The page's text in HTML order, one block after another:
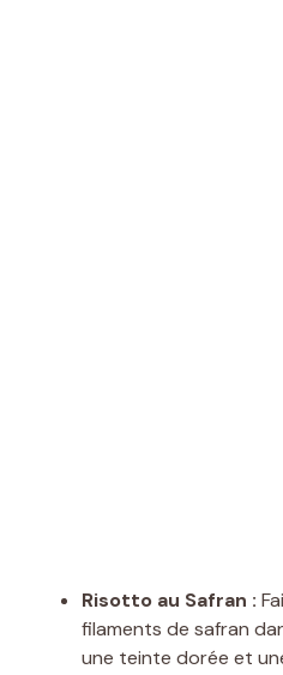
Risotto au Safran :
filaments de safran
une teinte dorée et